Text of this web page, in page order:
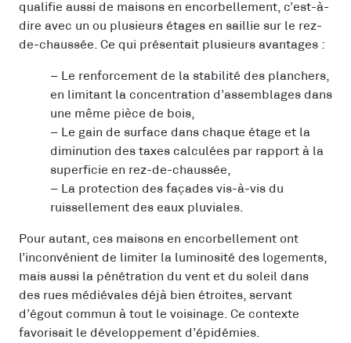
qualifie aussi de maisons en encorbellement, c’est-à-
dire avec un ou plusieurs étages en saillie sur le rez-
de-chaussée. Ce qui présentait plusieurs avantages :
– Le renforcement de la stabilité des planchers,
en limitant la concentration d’assemblages dans
une même pièce de bois,
– Le gain de surface dans chaque étage et la
diminution des taxes calculées par rapport à la
superficie en rez-de-chaussée,
– La protection des façades vis-à-vis du
ruissellement des eaux pluviales.
Pour autant, ces maisons en encorbellement ont
l’inconvénient de limiter la luminosité des logements,
mais aussi la pénétration du vent et du soleil dans
des rues médiévales déjà bien étroites, servant
d’égout commun à tout le voisinage. Ce contexte
favorisait le développement d’épidémies.